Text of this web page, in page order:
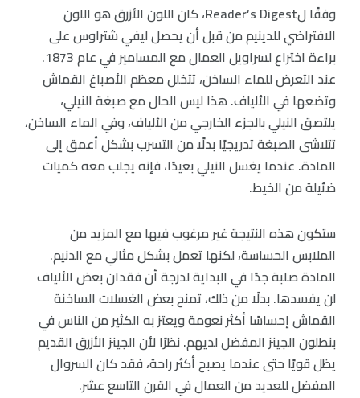
وفقًا لReader’s Digest، كان اللون الأزرق هو اللون
الافتراضي للدينيم من قبل أن يحصل ليفي شتراوس على
براءة اختراع لسراويل العمال مع المسامير في عام 1873.
عند التعرض للماء الساخن، تتخلل معظم الأصباغ القماش
وتضعها في الألياف. هذا ليس الحال مع صبغة النيلي،
يلتصق النيلي بالجزء الخارجي من الألياف، وفي الماء الساخن،
تتلاشى الصبغة تدريجيًا بدلًا من التسرب بشكل أعمق إلى
المادة. عندما يغسل النيلي بعيدًا، فإنه يجلب معه كميات
ضئيلة من الخيط.
ستكون هذه النتيجة غير مرغوب فيها مع المزيد من
الملابس الحساسة، لكنها تعمل بشكل مثالي مع الدنيم.
المادة صلبة جدًا في البداية لدرجة أن فقدان بعض الألياف
لن يفسدها. بدلًا من ذلك، تمنح بعض الغسلات الساخنة
القماش إحساسًا أكثر نعومة ويعتز به الكثير من الناس في
بنطلون الجينز المفضل لديهم. نظرًا لأن الجينز الأزرق القديم
يظل قويًا حتى عندما يصبح أكثر راحة، فقد كان السروال
المفضل للعديد من العمال في القرن التاسع عشر.